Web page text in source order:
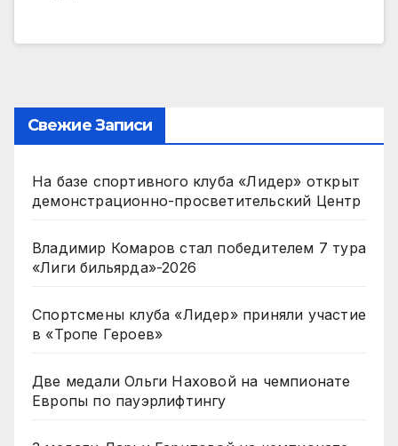
Свежие Записи
На базе спортивного клуба «Лидер» открыт
демонстрационно-просветительский Центр
Владимир Комаров стал победителем 7 тура
«Лиги бильярда»-2026
Спортсмены клуба «Лидер» приняли участие
в «Тропе Героев»
Две медали Ольги Наховой на чемпионате
Европы по пауэрлифтингу